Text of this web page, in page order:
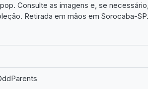
Consulte as imagens e, se necessário,
Retirada em mãos em Sorocaba-SP.